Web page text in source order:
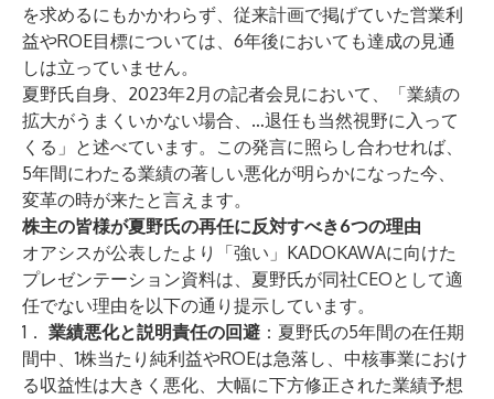
を求めるにもかかわらず、従来計画で掲げていた営業利
益やROE目標については、6年後においても達成の見通
しは立っていません。
夏野氏自身、2023年2月の記者会見において、「業績の
拡大がうまくいかない場合、…退任も当然視野に入って
くる」と述べています。この発言に照らし合わせれば、
5年間にわたる業績の著しい悪化が明らかになった今、
変革の時が来たと言えます。
株主の皆様が夏野氏の再任に反対すべき6つの理由
オアシスが公表したより「強い」KADOKAWAに向けた
プレゼンテーション資料は、夏野氏が同社CEOとして適
任でない理由を以下の通り提示しています。
1． 業績悪化と説明責任の回避 ：夏野氏の5年間の在任期
間中、1株当たり純利益やROEは急落し、中核事業におけ
る収益性は大きく悪化、大幅に下方修正された業績予想